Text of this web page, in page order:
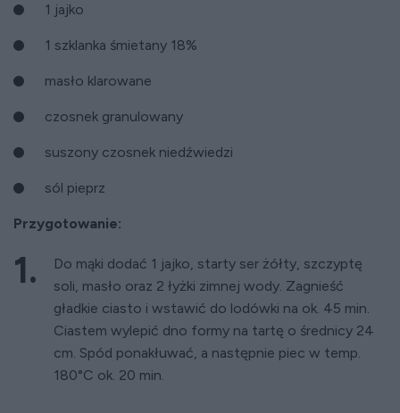
1 jajko
1 szklanka śmietany 18%
masło klarowane
czosnek granulowany
suszony czosnek niedźwiedzi
sól pieprz
Przygotowanie:
Do mąki dodać 1 jajko, starty ser żółty, szczyptę
soli, masło oraz 2 łyżki zimnej wody. Zagnieść
gładkie ciasto i wstawić do lodówki na ok. 45 min.
Ciastem wylepić dno formy na tartę o średnicy 24
cm. Spód ponakłuwać, a następnie piec w temp.
180°C ok. 20 min.